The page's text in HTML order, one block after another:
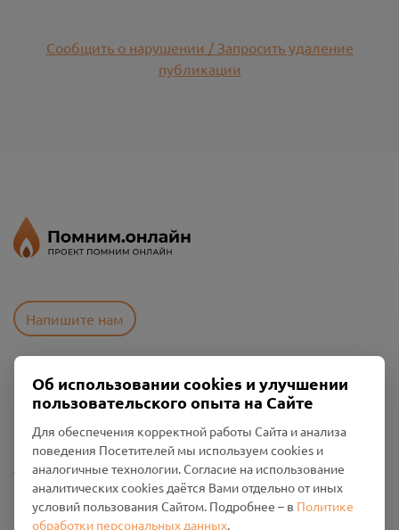
Сообщить о нарушении / Запросить удаление
публикации
Напишите нам
Пользовательское соглашение
Политика конфиденциальности
Промо-материалы
Настройки cookies
Общество с ограниченной ответственностью «Смоленский
Проект Помним»
Об использовании cookies и улучшении
пользовательского опыта на Сайте
Для обеспечения корректной работы Сайта и анализа
поведения Посетителей мы используем cookies и
аналогичные технологии. Согласие на использование
аналитических cookies даётся Вами отдельно от иных
условий пользования Сайтом. Подробнее – в Политике
обработки персональных данных.